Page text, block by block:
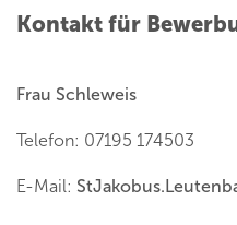
Kontakt für
Frau Schleweis
Telefon: 07195 174503
E-Mail: